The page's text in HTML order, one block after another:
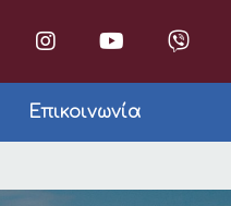
Επικοινωνία